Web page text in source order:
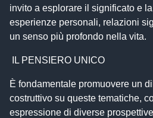
invito a esplorare il significato e
esperienze personali, relazioni
un senso più profondo nella vita.
IL PENSIERO UNICO
È fondamentale promuovere un
costruttivo su queste tematiche,
espressione di diverse